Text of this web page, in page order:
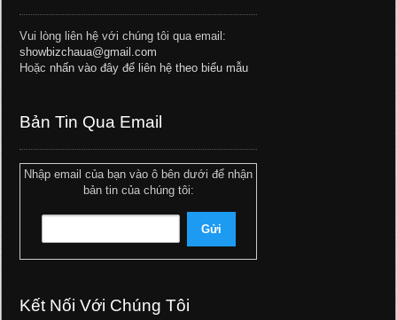
Vui lòng liên hệ với chúng tôi qua email:
showbizchaua@gmail.com
Hoặc nhấn vào đây để liên hệ theo biểu mẫu
Bản Tin Qua Email
Nhập email của bạn vào ô bên dưới để nhận
bản tin của chúng tôi:
Kết Nối Với Chúng Tôi